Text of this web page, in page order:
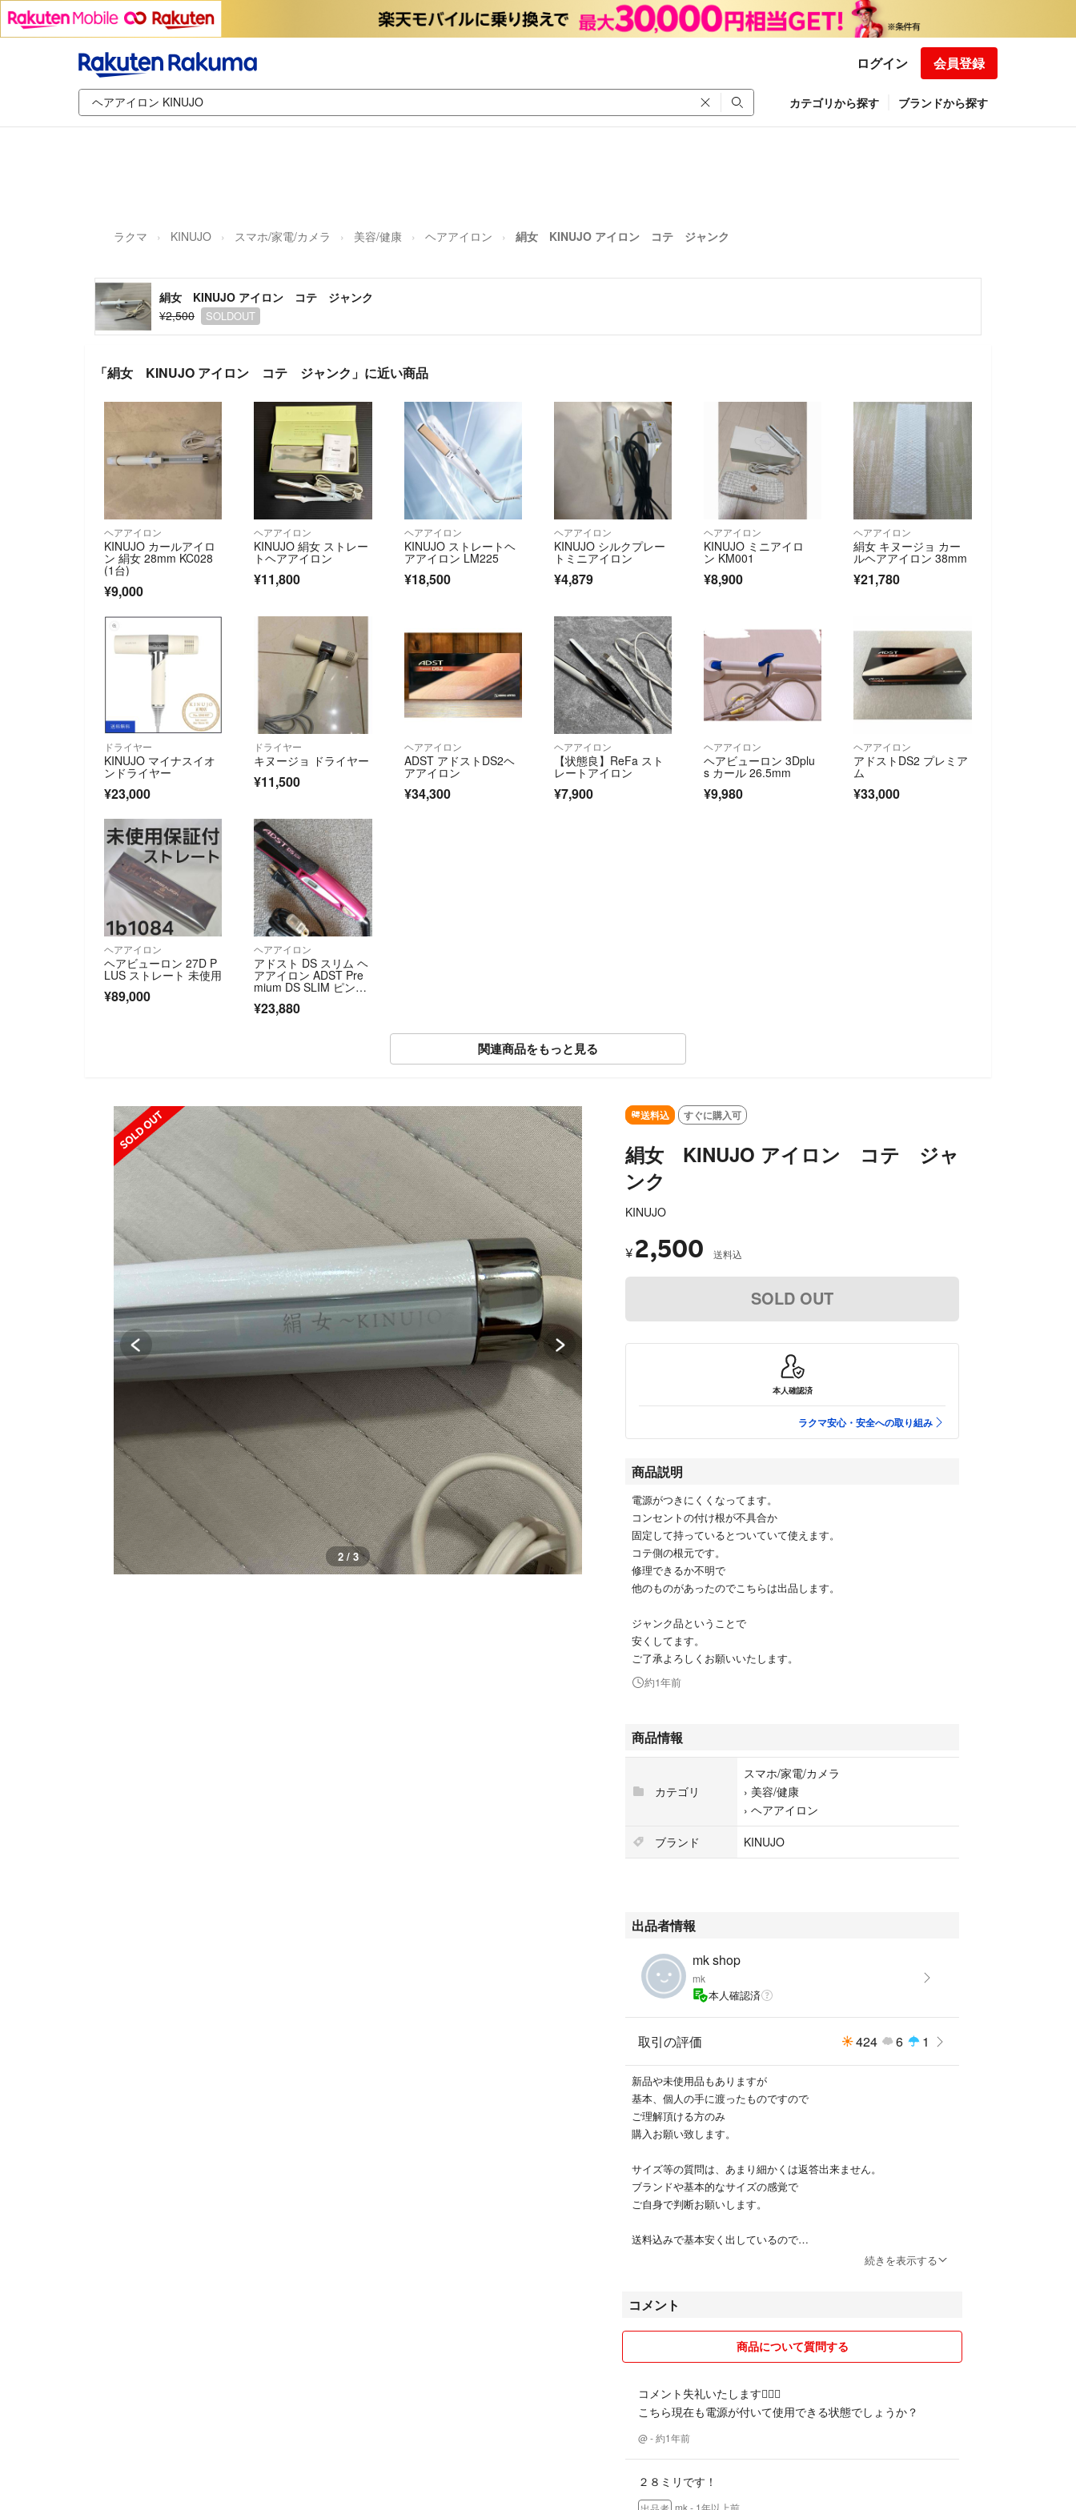
ログイン 会員登録
カテゴリから探す ブランドから探す
ラクマ KINUJO スマホ/家電/カメラ 美容/健康 ヘアアイロン 絹女 KINUJO アイロン コテ ジャンク
絹女 KINUJO アイロン コテ ジャンク
¥2,500
SOLDOUT
「絹女 KINUJO アイロン コテ ジャンク」に近い商品
ヘアアイロン
KINUJO カールアイロ
ン 絹女 28mm KC028
(1台)
¥9,000
ヘアアイロン
KINUJO 絹女 ストレー
トヘアアイロン
¥11,800
ヘアアイロン
KINUJO ストレートヘ
アアイロン LM225
¥18,500
ヘアアイロン
KINUJO シルクプレー
トミニアイロン
¥4,879
ヘアアイロン
KINUJO ミニアイロ
ン KM001
¥8,900
ヘアアイロン
絹女 キヌージョ カー
ルヘアアイロン 38mm
¥21,780
ドライヤー
KINUJO マイナスイオ
ンドライヤー
¥23,000
ドライヤー
キヌージョ ドライヤー
¥11,500
ヘアアイロン
ADST アドストDS2ヘ
アアイロン
¥34,300
ヘアアイロン
【状態良】ReFa スト
レートアイロン
¥7,900
ヘアアイロン
ヘアビューロン 3Dplu
s カール 26.5mm
¥9,980
ヘアアイロン
アドストDS2 プレミア
ム
¥33,000
ヘアアイロン
ヘアビューロン 27D P
LUS ストレート 未使用
¥89,000
ヘアアイロン
アドスト DS スリム ヘ
アアイロン ADST Pre
mium DS SLIM ピン
ロン
¥23,880
関連商品をもっと見る
SOLD OUT SOLD OUT
2 / 3
送料込 すぐに購入可
絹女 KINUJO アイロン コテ ジャ
ンク
KINUJO
¥ 2,500 送料込
SOLD OUT
本人確認済
ラクマ安心・安全への取り組み
商品説明
電源がつきにくくなってます。
コンセントの付け根が不具合か
固定して持っているとついていて使えます。
コテ側の根元です。
修理できるか不明で
他のものがあったのでこちらは出品します。
ジャンク品ということで
安くしてます。
ご了承よろしくお願いいたします。
約1年前
商品情報
カテゴリ
スマホ/家電/カメラ
› 美容/健康
› ヘアアイロン
ブランド
KINUJO
出品者情報
mk shop
mk
本人確認済
取引の評価 424 6 1
新品や未使用品もありますが
基本、個人の手に渡ったものですので
ご理解頂ける方のみ
購入お願い致します。
サイズ等の質問は、あまり細かくは返答出来ません。
ブランドや基本的なサイズの感覚で
ご自身で判断お願いします。
送料込みで基本安く出しているので
返品交換不可です。
発送方法も簡易包装になります。
新品のものも袋から出して発送になることが多いです。
売り切れる場合もございます。
幼い子どもがいて
以上、こちらの勝手で申し訳ありませんが
その分安く出品していると思うので
続きを表示する
コメント
商品について質問する
コメント失礼いたします🙇🏻‍♀️
こちら現在も電源が付いて使用できる状態でしょうか？
@- 約1年前
２８ミリです！
mk- 1年以上前